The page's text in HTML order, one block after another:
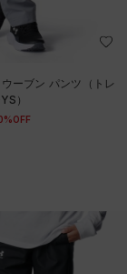
ーブン パンツ（トレ
）